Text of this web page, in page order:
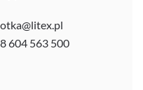
604 563 500